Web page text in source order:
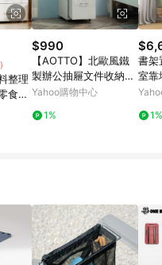
單中同一商品不論件數
設定的回饋機制為準。
資料更新會有時間差，
森購物ETMall銷售網
點爭議，請務必於訂單
超過180天(含)以上進
紅包僅限指定商品使
適用商品與使用條件
整理
食置
屜
$990
【AOTTO】北歐風鐵
製辦公抽屜文件收納櫃
(收納櫃 抽屜櫃 置物櫃
Yahoo購物中心
1%
書架
室靠
用轉
1%